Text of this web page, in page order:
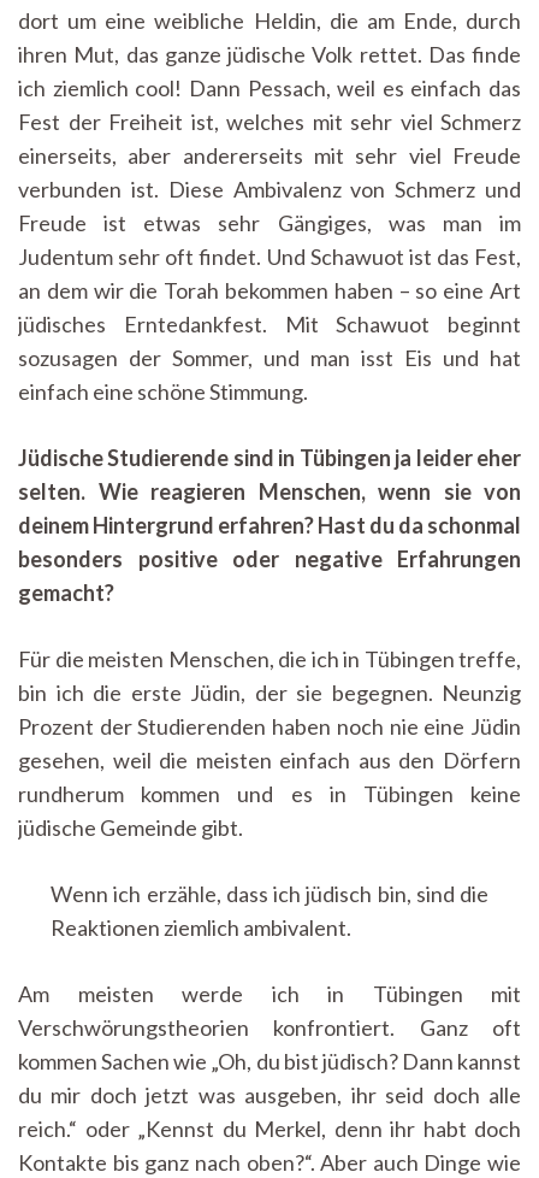
dort um eine weibliche Heldin, die am Ende, durch
ihren Mut, das ganze jüdische Volk rettet. Das finde
ich ziemlich cool! Dann Pessach, weil es einfach das
Fest der Freiheit ist, welches mit sehr viel Schmerz
einerseits, aber andererseits mit sehr viel Freude
verbunden ist. Diese Ambivalenz von Schmerz und
Freude ist etwas sehr Gängiges, was man im
Judentum sehr oft findet. Und Schawuot ist das Fest,
an dem wir die Torah bekommen haben – so eine Art
jüdisches Erntedankfest. Mit Schawuot beginnt
sozusagen der Sommer, und man isst Eis und hat
einfach eine schöne Stimmung.
Jüdische Studierende sind in Tübingen ja leider eher
selten. Wie reagieren Menschen, wenn sie von
deinem Hintergrund erfahren? Hast du da schonmal
besonders positive oder negative Erfahrungen
gemacht?
Für die meisten Menschen, die ich in Tübingen treffe,
bin ich die erste Jüdin, der sie begegnen. Neunzig
Prozent der Studierenden haben noch nie eine Jüdin
gesehen, weil die meisten einfach aus den Dörfern
rundherum kommen und es in Tübingen keine
jüdische Gemeinde gibt.
Wenn ich erzähle, dass ich jüdisch bin, sind die
Reaktionen ziemlich ambivalent.
Am meisten werde ich in Tübingen mit
Verschwörungstheorien konfrontiert. Ganz oft
kommen Sachen wie „Oh, du bist jüdisch? Dann kannst
du mir doch jetzt was ausgeben, ihr seid doch alle
reich.“ oder „Kennst du Merkel, denn ihr habt doch
Kontakte bis ganz nach oben?“. Aber auch Dinge wie